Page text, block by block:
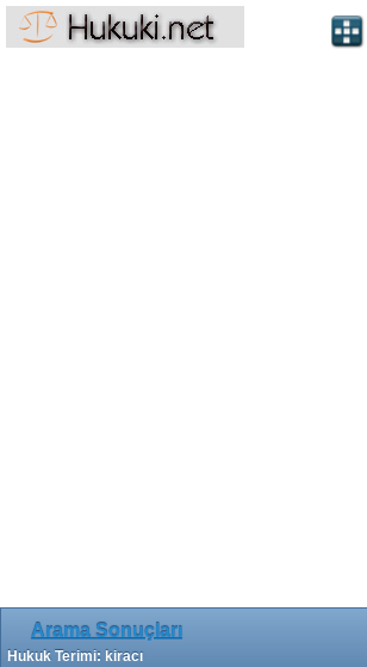
Arama Sonuçları
Hukuk Terimi: kiracı